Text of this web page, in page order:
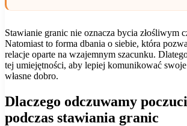
Stawianie granic nie oznacza bycia złośliwym
Natomiast to forma dbania o siebie, która
relacje oparte na wzajemnym szacunku.
tej umiejętności, aby lepiej komunikować
własne dobro.
Dlaczego odczuwamy
podczas stawiania granic